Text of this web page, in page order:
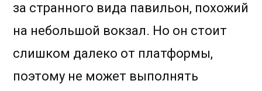
за странного вида павильон, похожий
на небольшой вокзал. Но он стоит
слишком далеко от платформы,
поэтому не может выполнять